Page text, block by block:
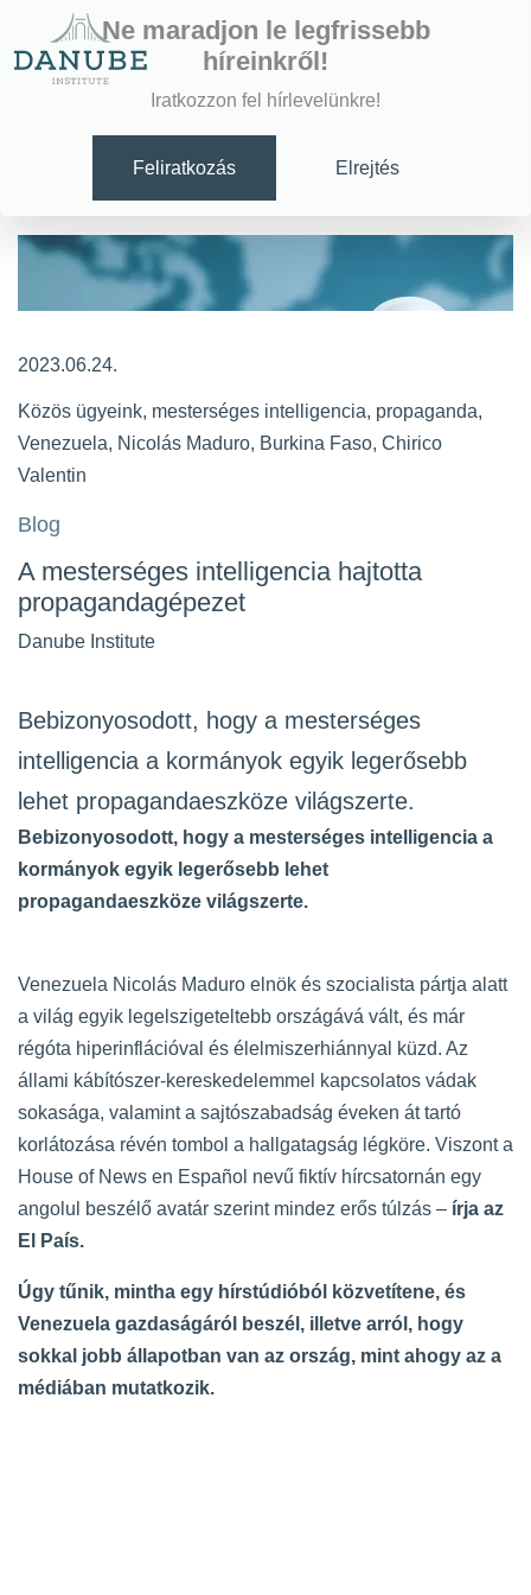
Ne maradjon le legfrissebb
híreinkről!
Iratkozzon fel hírlevelünkre!
Feliratkozás Elrejtés
2023.06.24.
Közös ügyeink, mesterséges intelligencia, propaganda,
Venezuela, Nicolás Maduro, Burkina Faso, Chirico
Valentin
Blog
A mesterséges intelligencia hajtotta
propagandagépezet
Danube Institute
Bebizonyosodott, hogy a mesterséges
intelligencia a kormányok egyik legerősebb
lehet propagandaeszköze világszerte.
Bebizonyosodott, hogy a mesterséges intelligencia a
kormányok egyik legerősebb lehet
propagandaeszköze világszerte.
Venezuela Nicolás Maduro elnök és szocialista pártja alatt
a világ egyik legelszigeteltebb országává vált, és már
régóta hiperinflációval és élelmiszerhiánnyal küzd. Az
állami kábítószer-kereskedelemmel kapcsolatos vádak
sokasága, valamint a sajtószabadság éveken át tartó
korlátozása révén tombol a hallgatagság légköre. Viszont a
House of News en Español nevű fiktív hírcsatornán egy
angolul beszélő avatár szerint mindez erős túlzás – írja az
El País.
Úgy tűnik, mintha egy hírstúdióból közvetítene, és
Venezuela gazdaságáról beszél, illetve arról, hogy
sokkal jobb állapotban van az ország, mint ahogy az a
médiában mutatkozik.